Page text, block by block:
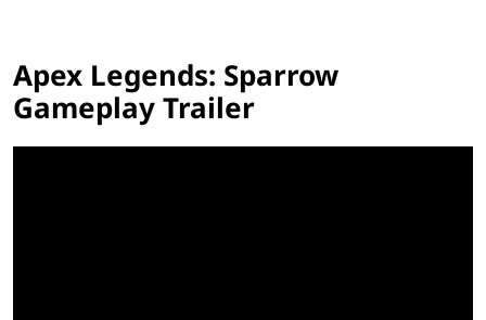
Apex Legends: Sparrow
Gameplay Trailer